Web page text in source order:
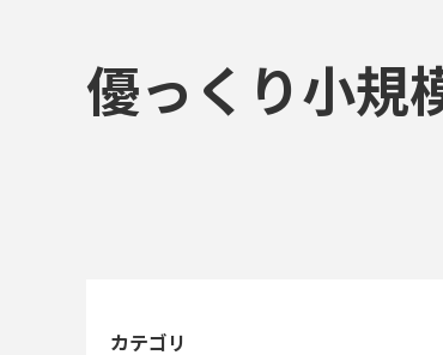
優っくり小規
カテゴリ